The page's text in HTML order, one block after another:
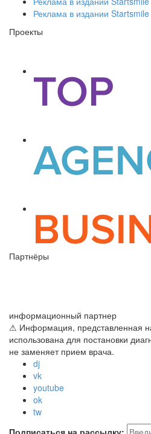
Реклама в издании
Проекты
Партнёры
информационный партнер
⚠ Информация, представленная
использована для постановки
не заменяет прием врача.
dj
vk
youtube
ok
tw
Подписаться на рассылку: